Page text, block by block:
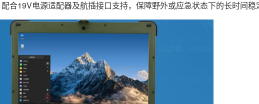
合19V电源适配器及航插接口支持，保障野外或应急状态下的长时间稳